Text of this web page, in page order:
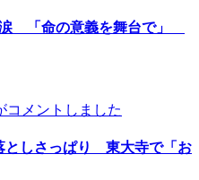
涙 「命の意義を舞台で」
コメントしました
としさっぱり 東大寺で「お